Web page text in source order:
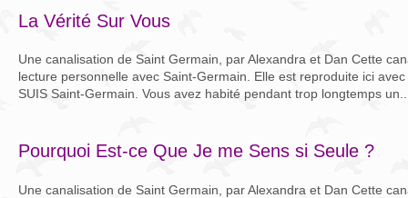
La Vérité Sur Vous
Une canalisation de Saint Germain, par Alexandra et Dan Cette
lecture personnelle avec Saint-Germain. Elle est reproduite ici
SUIS Saint-Germain. Vous avez habité pendant trop longtemps
Pourquoi Est-ce Que Je me Sens si Seule ?
Une canalisation de Saint Germain, par Alexandra et Dan Cette